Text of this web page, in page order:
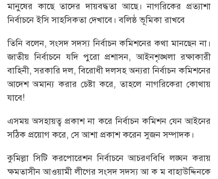
মানুষের কাছে তাদের দায়বদ্ধতা আছে। নাগরিকের প্রত্যাশা
নির্বাচনে ইসি সাহসিকতা দেখাবে। বলিষ্ঠ ভূমিকা রাখবে
তিনি বলেন, সংসদ সদস্য নির্বাচন কমিশনের কথা মানছেন না।
জাতীয় নির্বাচনে যদি পুরো প্রশাসন, আইনশৃঙ্খলা রক্ষাকারী
বাহিনী, সরকারি দল, বিরোধী দলসহ অন্যরা নির্বাচন কমিশনের
আদেশ অমান্য করার চেষ্টা করে, তাহলে নাগরিকেরা কোথায়
যাবে!
এসময় অসহায়ত্ব প্রকাশ না করে নির্বাচন কমিশন যেন আইনের
সঠিক প্রয়োগ করে, সে আশা প্রকাশ করেন সুজন সম্পাদক।
কুমিল্লা সিটি করপোরেশন নির্বাচনে আচরণবিধি লঙ্ঘন করায়
ক্ষমতাসীন আওয়ামী লীগের সংসদ সদস্য আ ক ম বাহাউদ্দিনকে